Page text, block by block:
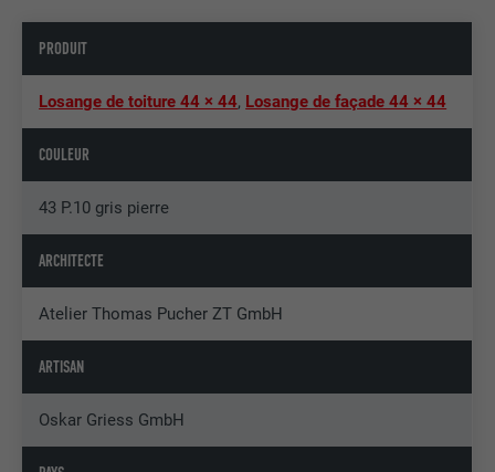
PRODUIT
Losange de toiture 44 × 44, Losange de façade 44 × 44
COULEUR
43 P.10 gris pierre
ARCHITECTE
Atelier Thomas Pucher ZT GmbH
ARTISAN
Oskar Griess GmbH